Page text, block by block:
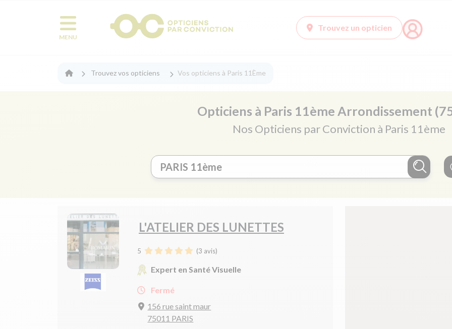
MENU
Trouvez un opticien
Trouvez vos opticiens Vos opticiens à Paris 11Ème
Opticiens à Paris 11ème Arrondissement
Nos Opticiens par Conviction à Paris 11ème
L'ATELIER DES LUNETTES
5 (3 avis)
Expert en Santé Visuelle
Fermé
156 rue saint maur
75011 PARIS